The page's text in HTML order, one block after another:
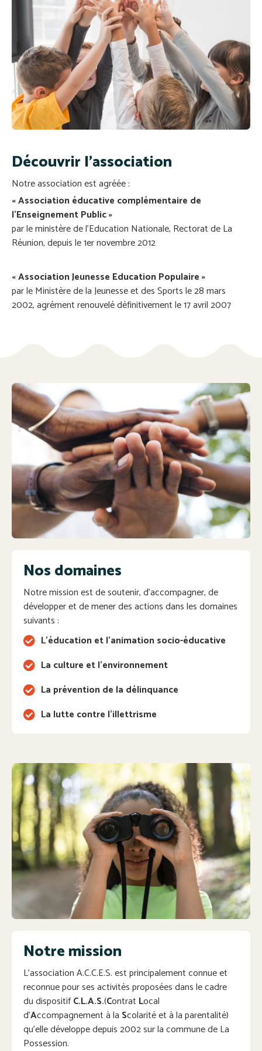
Découvrir l'association
Notre association est agréée :
« Association éducative complémentaire de
l’Enseignement Public »
par le ministère de l’Education Nationale, Rectorat de La
Réunion, depuis le 1er novembre 2012
« Association Jeunesse Education Populaire »
par le Ministère de la Jeunesse et des Sports le 28 mars
2002, agrément renouvelé définitivement le 17 avril 2007
Nos domaines
Notre mission est de soutenir, d’accompagner, de
développer et de mener des actions dans les domaines
suivants :
L'éducation et l'animation socio-éducative
La culture et l'environnement
La prévention de la délinquance
La lutte contre l’illettrisme
Notre mission
L’association A.C.C.E.S. est principalement connue et
reconnue pour ses activités proposées dans le cadre
du dispositifC.L.A.S.(Contrat Local
d’Accompagnement à la Scolarité et à la parentalité)
qu’elle développe depuis 2002 sur la commune de La
Possession.